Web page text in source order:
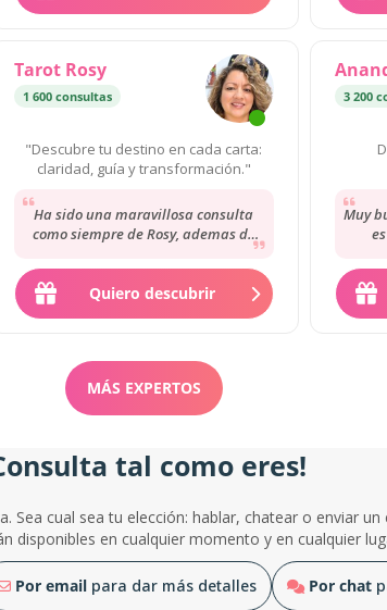
Tarot Rosy
1 600 consultas
"Descubre tu destino en cada carta:
claridad, guía y transformación."
Ha sido una maravillosa consulta
como siempre de Rosy, ademas de
muy empatica y de clara escucha. La
recomiendo.
Quiero descubrir
3 200
Muy
MÁS EXPERTOS
tal como eres!
Sea cual sea tu elección: hablar, chatear o enviar
disponibles en cualquier momento y en cualquier
Por emailpara dar más detalles Por chat